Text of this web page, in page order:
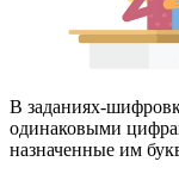
В заданиях-
одинаковыми
назначенные им